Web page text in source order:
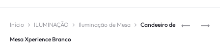
Início ILUMINAÇÃO Iluminação de Mesa
Candeeiro de
Mesa Xperience Branco